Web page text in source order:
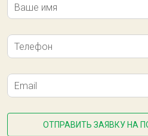
Ваше имя
Телефон
Email
ОТПРАВИТЬ ЗАЯВКУ НА